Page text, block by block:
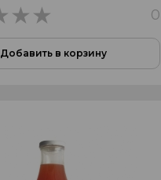
0
Добавить в корзину